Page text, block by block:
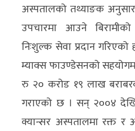
विशेष
राशिफल
फोटो
ग्यालरी
अस्पतालको तथ्याङक
उपचारमा आउने
निःशुल्क सेवा प्रदान
म्याक्स फाउण्डेसनको
रु २० करोड १९ लाख
गराएको छ । सन् २००४
क्यान्सर अस्पतालमा रक्त र